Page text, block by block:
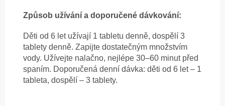
Způsob užívání a doporučené dávkování:
Děti od 6 let užívají 1 tabletu denně, dospělí 3
tablety denně. Zapijte dostatečným množstvím
vody. Užívejte nalačno, nejlépe 30–60 minut před
spaním. Doporučená denní dávka: děti od 6 let – 1
tableta, dospělí – 3 tablety.